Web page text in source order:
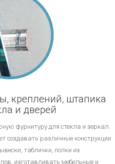
креплений, штапика
и дверей
фурнитуру для стекла и зеркал.
создавать различные конструкции
таблички, полки из
изготавливать мебельные и